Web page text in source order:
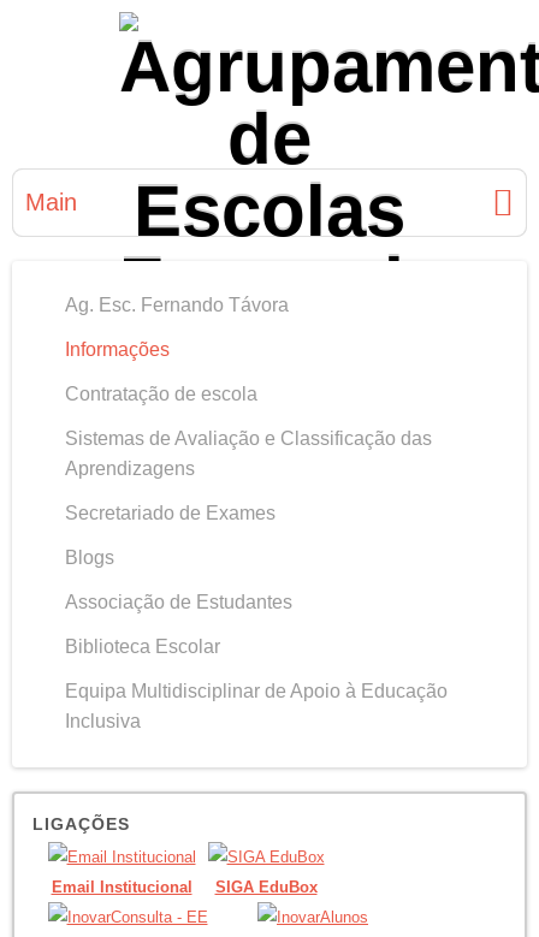
Main
Ag. Esc. Fernando Távora
Informações
Contratação de escola
Sistemas de Avaliação e Classificação das
Aprendizagens
Secretariado de Exames
Blogs
Associação de Estudantes
Biblioteca Escolar
Equipa Multidisciplinar de Apoio à Educação
Inclusiva
LIGAÇÕES
Email Institucional SIGA EduBox